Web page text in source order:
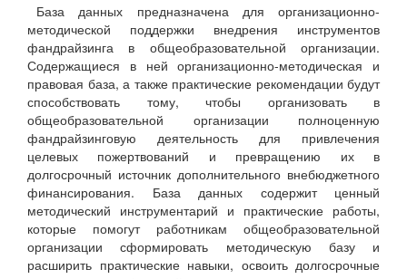
База данных предназначена для организационно-
методической поддержки внедрения инструментов
фандрайзинга в общеобразовательной организации.
Содержащиеся в ней организационно-методическая и
правовая база, а также практические рекомендации будут
способствовать тому, чтобы организовать в
общеобразовательной организации полноценную
фандрайзинговую деятельность для привлечения
целевых пожертвований и превращению их в
долгосрочный источник дополнительного внебюджетного
финансирования. База данных содержит ценный
методический инструментарий и практические работы,
которые помогут работникам общеобразовательной
организации сформировать методическую базу и
расширить практические навыки, освоить долгосрочные